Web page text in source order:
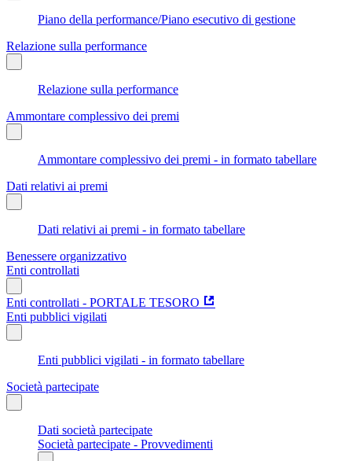
Piano della performance/Piano esecutivo di gestione
Relazione sulla performance
Relazione sulla performance
Ammontare complessivo dei premi
Ammontare complessivo dei premi - in formato tabellare
Dati relativi ai premi
Dati relativi ai premi - in formato tabellare
Benessere organizzativo
Enti controllati
Enti controllati - PORTALE TESORO
Enti pubblici vigilati
Enti pubblici vigilati - in formato tabellare
Società partecipate
Dati società partecipate
Società partecipate - Provvedimenti